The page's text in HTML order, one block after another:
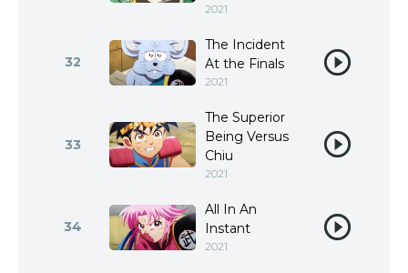
2021
32
The Incident
At the Finals
2021
33
The Superior
Being Versus
Chiu
2021
34
All In An
Instant
2021